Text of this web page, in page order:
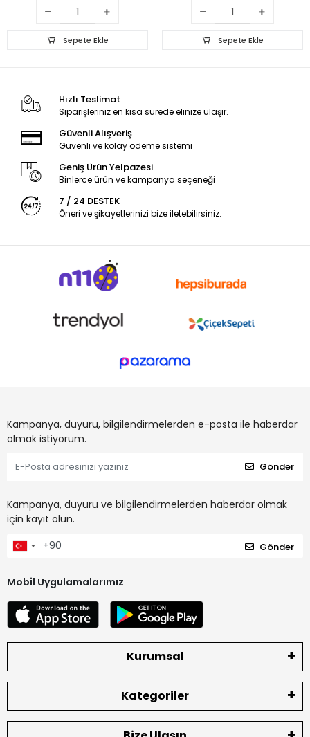
Sepete Ekle Sepete Ekle
Hızlı Teslimat
Siparişleriniz en kısa sürede elinize ulaşır.
Güvenli Alışveriş
Güvenli ve kolay ödeme sistemi
Geniş Ürün Yelpazesi
Binlerce ürün ve kampanya seçeneği
7 / 24 DESTEK
Öneri ve şikayetlerinizi bize iletebilirsiniz.
Kampanya, duyuru, bilgilendirmelerden e-posta ile haberdar
olmak istiyorum.
Gönder
Kampanya, duyuru ve bilgilendirmelerden haberdar olmak
için kayıt olun.
Gönder
Mobil Uygulamalarımız
Kurumsal
Kategoriler